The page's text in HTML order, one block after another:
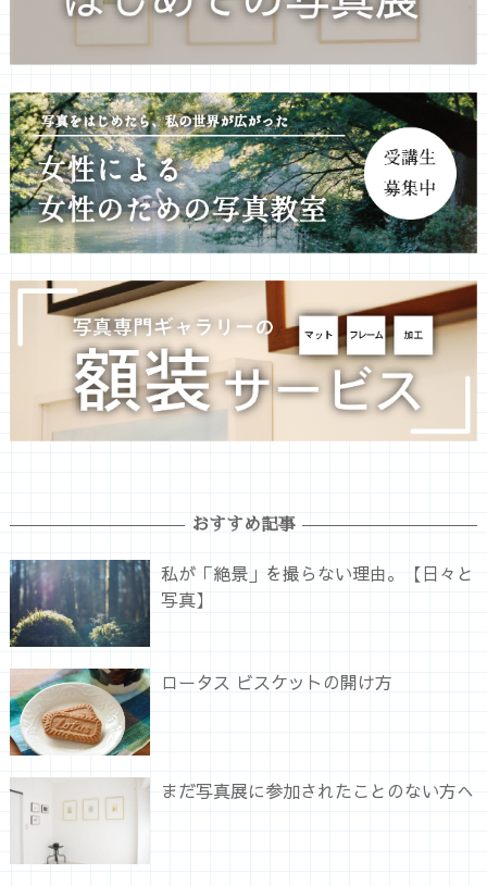
おすすめ記事
私が「絶景」を撮らない理由。【日々と
写真】
ロータス ビスケットの開け方
まだ写真展に参加されたことのない方へ